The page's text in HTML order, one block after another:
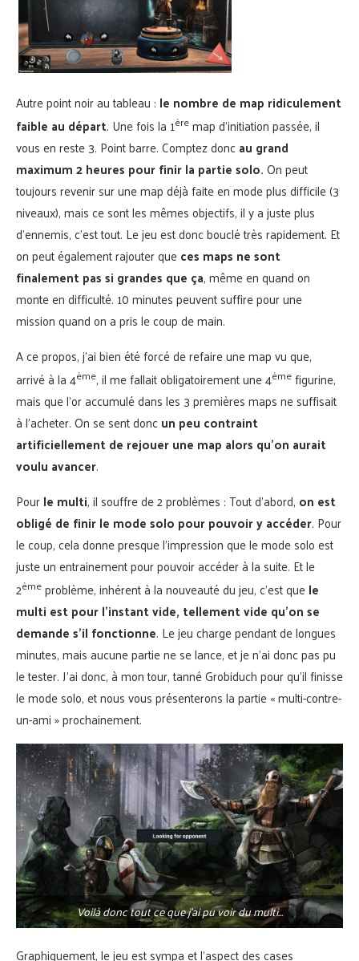
Autre point noir au tableau : le nombre de map ridiculement
faible au départ. Une fois la 1èremap d’initiation passée, il
vous en reste 3. Point barre. Comptez doncau grand
maximum 2 heures pour finir la partie solo.On peut
toujours revenir sur une map déjà faite en mode plus difficile (3
niveaux), mais ce sont les mêmes objectifs, il y a juste plus
d’ennemis, c’est tout. Le jeu est donc bouclé très rapidement. Et
on peut également rajouter queces maps ne sont
finalement pas si grandes que ça, même en quand on
monte en difficulté. 10 minutes peuvent suffire pour une
mission quand on a pris le coup de main.
A ce propos, j’ai bien été forcé de refaire une map vu que,
arrivé à la 4ème, il me fallait obligatoirement une 4èmefigurine,
mais que l’or accumulé dans les 3 premières maps ne suffisait
à l’acheter. On se sent doncun peu contraint
artificiellement de rejouer une map alors qu’on aurait
voulu avancer.
Pourle multi, il souffre de 2 problèmes : Tout d’abord, on est
obligé de finir le mode solo pour pouvoir y accéder. Pour
le coup, cela donne presque l’impression que le mode solo est
juste un entrainement pour pouvoir accéder à la suite. Et le
2èmeproblème, inhérent à la nouveauté du jeu, c’est quele
multi est pour l’instant vide, tellement vide qu’on se
demande s’il fonctionne. Le jeu charge pendant de longues
minutes, mais aucune partie ne se lance, et je n’ai donc pas pu
le tester. J’ai donc, à mon tour, tanné Grobiduch pour qu’il finisse
le mode solo, et nous vous présenterons la partie « multi-contre-
un-ami » prochainement.
Voilà donc tout ce que j’ai pu voir du multi…
Graphiquement, le jeu est sympa et l’aspect des cases